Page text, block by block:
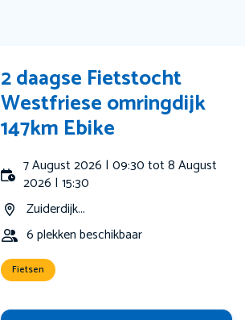
2 daagse Fietstocht
Westfriese omringdijk
147km Ebike
7 August 2026 | 09:30 tot 8 August
2026 | 15:30
Zuiderdijk...
6 plekken beschikbaar
Fietsen